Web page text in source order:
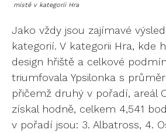
místě v kategorii Hra
Jako vždy jsou zajímavé
kategorií. V kategorii Hra, kde
design hřiště a celkové
triumfovala Ypsilonka s
přičemž druhý v pořadí, areál
získal hodně, celkem 4,541
v pořadí jsou: 3. Albatross, 4.